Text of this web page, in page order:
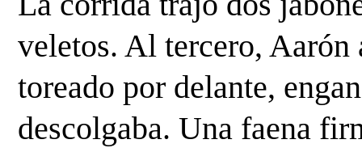
veletos. Al tercero, Aarón
toreado por delante,
descolgaba. Una faena